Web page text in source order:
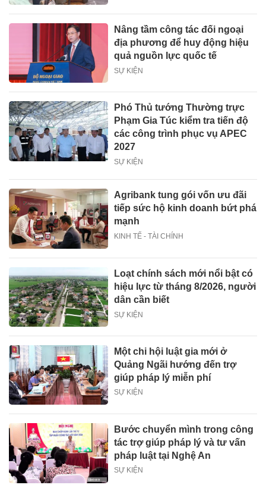
Nâng tầm công tác đối ngoại
địa phương để huy động hiệu
quả nguồn lực quốc tế
SỰ KIỆN
Phó Thủ tướng Thường trực
Phạm Gia Túc kiểm tra tiến độ
các công trình phục vụ APEC
2027
SỰ KIỆN
Agribank tung gói vốn ưu đãi
tiếp sức hộ kinh doanh bứt phá
mạnh
KINH TẾ - TÀI CHÍNH
Loạt chính sách mới nổi bật có
hiệu lực từ tháng 8/2026, người
dân cần biết
SỰ KIỆN
Một chi hội luật gia mới ở
Quảng Ngãi hướng đến trợ
giúp pháp lý miễn phí
SỰ KIỆN
Bước chuyển mình trong công
tác trợ giúp pháp lý và tư vấn
pháp luật tại Nghệ An
SỰ KIỆN